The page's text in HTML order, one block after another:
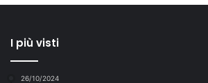
I più visti
26/10/2024